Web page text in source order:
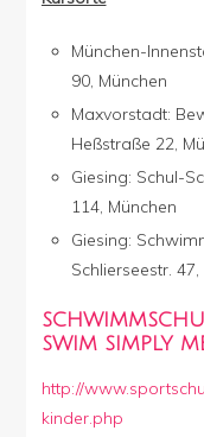
München-
90, München
Maxvorstadt:
Heßstraße 22,
Giesing: Schul-
114, München
Giesing:
Schlierseestr.
SWIM SIMPLY
http://
kinder.php